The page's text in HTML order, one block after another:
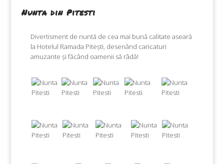
Nunta din Pitesti
Divertisment de nuntă de cea mai bună calitate aseară
la Hotelul Ramada Pitești, desenând caricaturi
amuzante și făcând oamenii să râdă!